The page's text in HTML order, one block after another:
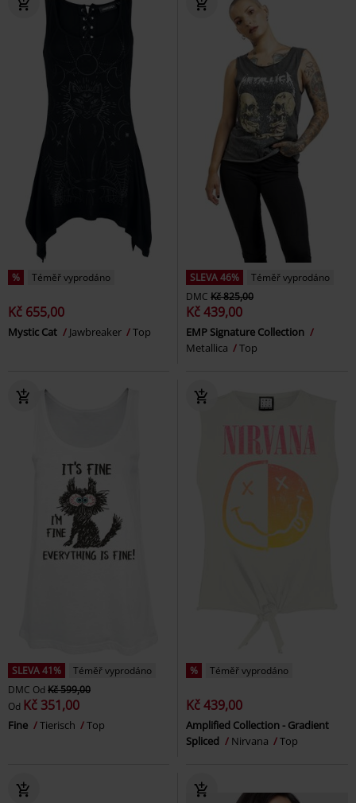
% Téměř vyprodáno
Kč 655,00
Mystic Cat Jawbreaker Top
SLEVA 46%
Téměř vyprodáno
DMC Kč 825,00
Kč 439,00
EMP Signature Collection
Metallica
Top
SLEVA 41%
Téměř vyprodáno
DMC Od Kč 599,00
Od Kč 351,00
Fine Tierisch Top
% Téměř vyprodáno
Kč 439,00
Amplified Collection - Gradient
Spliced
Nirvana Top